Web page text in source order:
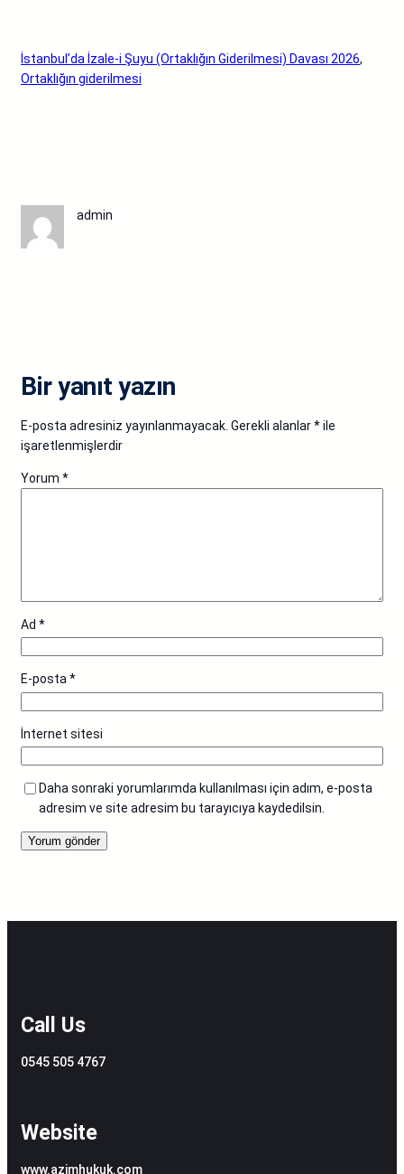
İstanbul’da İzale-i Şuyu (Ortaklığın Giderilmesi) Davası 2026
Ortaklığın giderilmesi
admin
Bir yanıt yazın
E-posta adresiniz yayınlanmayacak. Gerekli alanlar*ile
işaretlenmişlerdir
Yorum *
Ad *
E-posta *
İnternet sitesi
Daha sonraki yorumlarımda kullanılması için adım, e-posta
adresim ve site adresim bu tarayıcıya kaydedilsin.
Call Us
0545 505 4767
Website
www.azimhukuk.com